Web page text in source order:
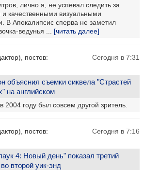
лично я, не успевал следить за
и качественными визуальными
В Апокалипсис сперва не заметил
ведунья ... [читать далее]
постов:
Сегодня в 7:31
объяснил съемки сиквела "Страстей
на английском
2004 году был совсем другой зритель.
постов:
Сегодня в 7:16
4: Новый день" показал третий
второй уик-энд